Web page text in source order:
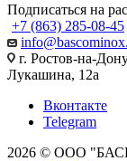
Подписаться на
+7 (863) 285-08-45
г. Ростов-на-
Лукашина, 12а
Вконтакте
Telegram
2026 © ООО